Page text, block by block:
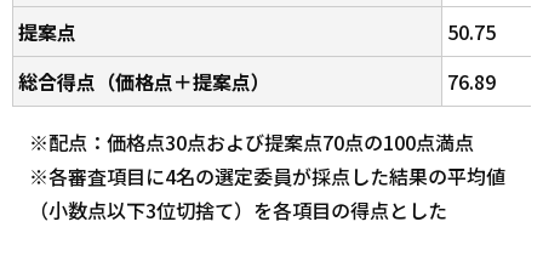
提案点
50.75
総合得点（価格点＋提案点）
76.89
※配点：価格点30点および提案点70点の100点満点
※各審査項目に4名の選定委員が採点した結果の平均値
（小数点以下3位切捨て）を各項目の得点とした